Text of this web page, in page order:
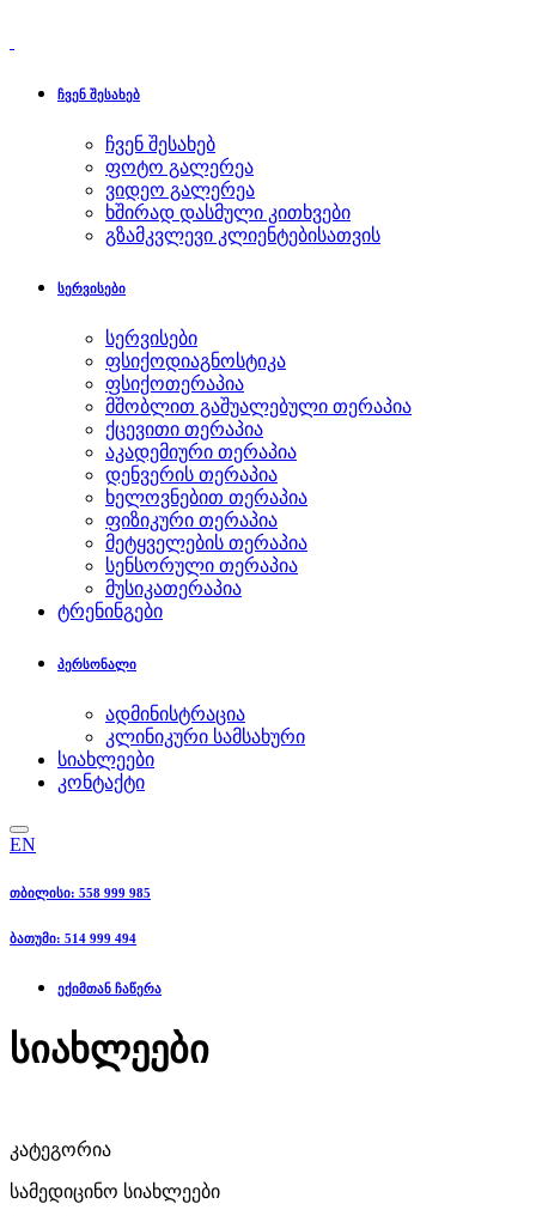
ჩვენ შესახებ
ჩვენ შესახებ
ფოტო გალერეა
ვიდეო გალერეა
ხშირად დასმული კითხვები
გზამკვლევი კლიენტებისათვის
სერვისები
სერვისები
ფსიქოდიაგნოსტიკა
ფსიქოთერაპია
მშობლით გაშუალებული თერაპია
ქცევითი თერაპია
აკადემიური თერაპია
დენვერის თერაპია
ხელოვნებით თერაპია
ფიზიკური თერაპია
მეტყველების თერაპია
სენსორული თერაპია
მუსიკათერაპია
ტრენინგები
პერსონალი
ადმინისტრაცია
კლინიკური სამსახური
სიახლეები
კონტაქტი
EN
თბილისი: 558 999 985
ბათუმი: 514 999 494
ექიმთან ჩაწერა
სიახლეები
კატეგორია
სამედიცინო სიახლეები